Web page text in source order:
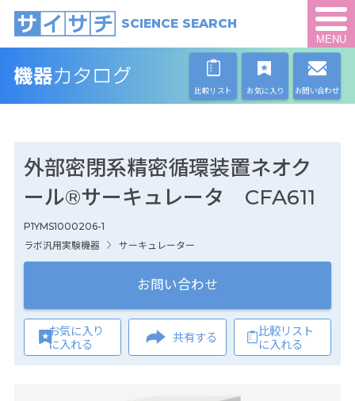
SCIENCE SEARCH
MENU
比較リスト お気に入り お問い合わせ
外部密閉系精密循環装置ネオク
ール®サーキュレータ CFA611
P1YMS1000206-1
ラボ汎用実験機器
サーキュレーター
お問い合わせ
お気に入り
に入れる
共有する
比較リスト
に入れる